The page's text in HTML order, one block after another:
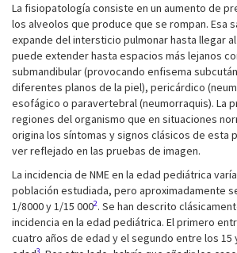
La fisiopatología consiste en un aumento de
los alveolos que produce que se rompan. Esa
expande del intersticio pulmonar hasta llegar
puede extender hasta espacios más lejanos
submandibular (provocando enfisema
diferentes planos de la piel), pericárdico
esofágico o paravertebral (neumorraquis). La
regiones del organismo que en situaciones
origina los síntomas y signos clásicos de esta
ver reflejado en las pruebas de imagen.
La incidencia de NME en la edad pediátrica
población estudiada, pero aproximadamente
1/8000 y 1/15 0002. Se han descrito
incidencia en la edad pediátrica. El primero
cuatro años de edad y el segundo entre los 15